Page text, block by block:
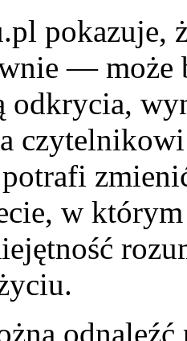
pokazuje,
— może
odkrycia,
w